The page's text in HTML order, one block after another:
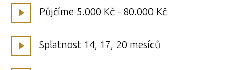
Půjčíme 5.000 Kč - 80.000 Kč
Splatnost 14, 17, 20 mesíců